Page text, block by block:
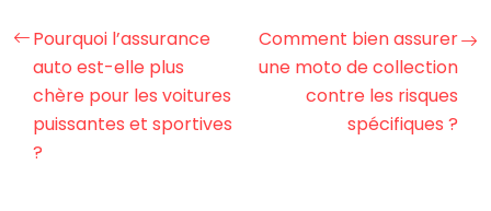
Pourquoi l’assurance
auto est-elle plus
chère pour les voitures
puissantes et sportives
?
Comment bien assurer
une moto de collection
contre les risques
spécifiques ?